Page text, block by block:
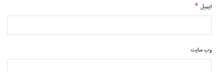
ایمیل *
وب‌ سایت